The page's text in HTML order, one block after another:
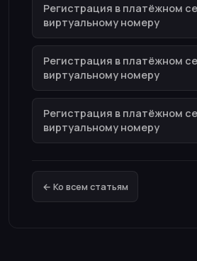
Регистрация в платёжном
виртуальному номеру
Регистрация в платёжном
виртуальному номеру
Регистрация в платёжном
виртуальному номеру
← Ко всем статьям